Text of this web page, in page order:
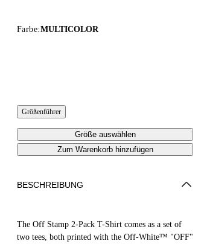
Farbe:MULTICOLOR
Größenführer
Größe auswählen
Zum Warenkorb hinzufügen
BESCHREIBUNG
The Off Stamp 2-Pack T-Shirt comes as a set of
two tees, both printed with the Off-White™ "OFF"